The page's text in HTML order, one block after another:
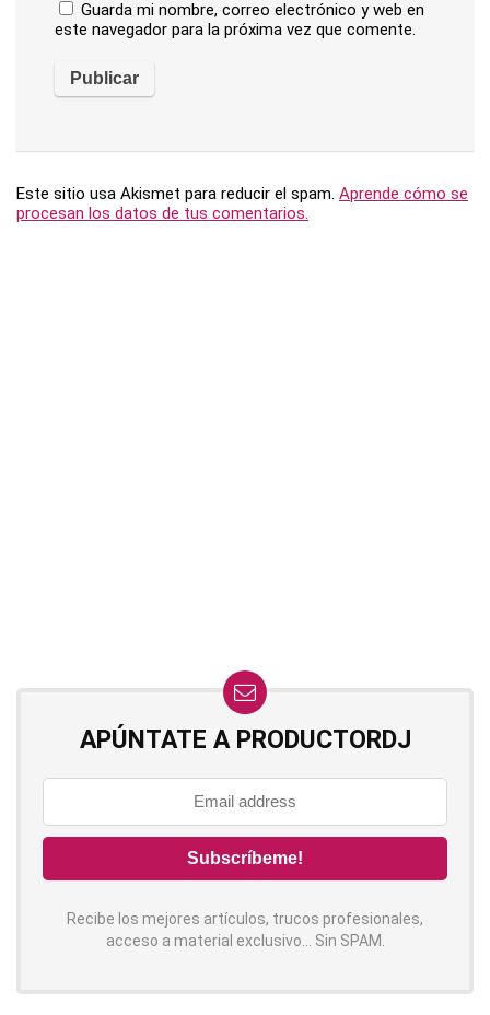
Guarda mi nombre, correo electrónico y web en
este navegador para la próxima vez que comente.
Este sitio usa Akismet para reducir el spam. Aprende cómo se
procesan los datos de tus comentarios.
APÚNTATE A PRODUCTORDJ
Recibe los mejores artículos, trucos profesionales,
acceso a material exclusivo... Sin SPAM.